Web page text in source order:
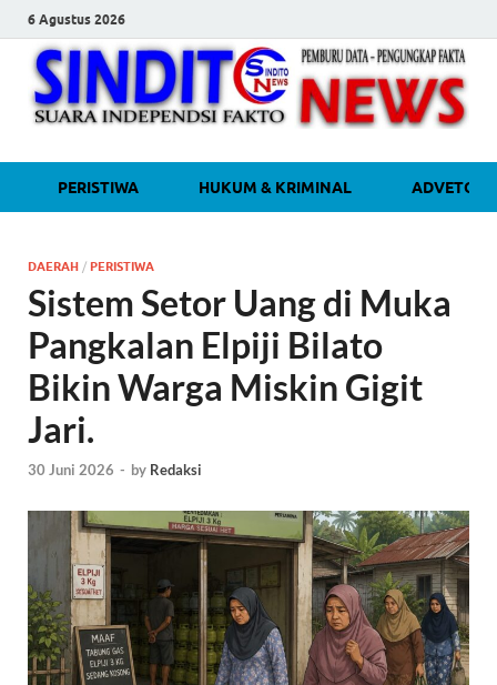
6 Agustus 2026
Media Independen Faktual dan
Terpercaya
PERISTIWA HUKUM & KRIMINAL
DAERAH / PERISTIWA
Sistem Setor Uang di Muka
Pangkalan Elpiji Bilato
Bikin Warga Miskin Gigit
Jari.
30 Juni 2026 - by Redaksi